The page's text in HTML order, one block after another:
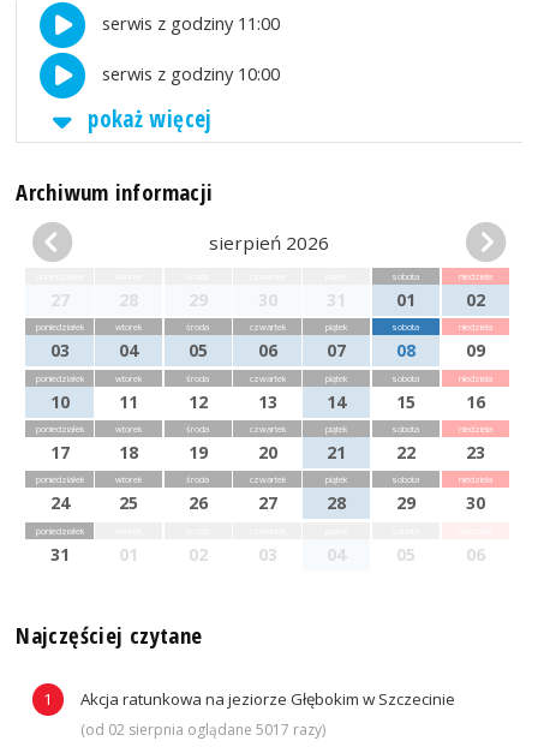
serwis z godziny 11:00
serwis z godziny 10:00
pokaż więcej
Archiwum informacji
sierpień 2026
27 28 29 30 31
sobota
01
niedziela
02
poniedziałek
03
wtorek
04
środa
05
czwartek
06
piątek
07
sobota
08
niedziela
09
poniedziałek
10
wtorek
11
środa
12
czwartek
13
piątek
14
sobota
15
niedziela
16
poniedziałek
17
wtorek
18
środa
19
czwartek
20
piątek
21
sobota
22
niedziela
23
poniedziałek
24
wtorek
25
środa
26
czwartek
27
piątek
28
sobota
29
niedziela
30
poniedziałek
31 01 02 03 04 05 06
Najczęściej czytane
Akcja ratunkowa na jeziorze Głębokim w Szczecinie
(od 02 sierpnia oglądane 5017 razy)